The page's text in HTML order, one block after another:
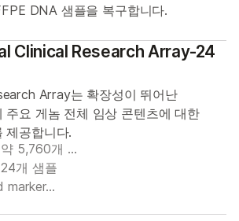
DNA 샘플을 복구합니다.
Clinical Research Array-24
Array는 확장성이 뛰어난
주요 게놈 전체 임상 콘텐츠에 대한
제공합니다.
5,760개 …
개 샘플
marker…